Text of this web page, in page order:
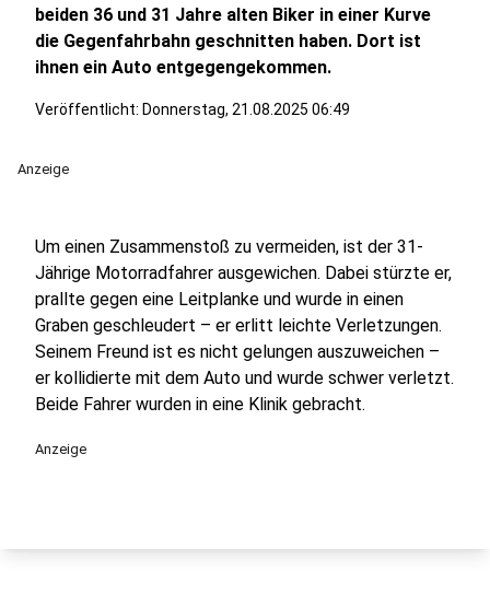
beiden 36 und 31 Jahre alten Biker in einer Kurve
die Gegenfahrbahn geschnitten haben. Dort ist
ihnen ein Auto entgegengekommen.
Veröffentlicht: Donnerstag, 21.08.2025 06:49
Anzeige
Um einen Zusammenstoß zu vermeiden, ist der 31-
Jährige Motorradfahrer ausgewichen. Dabei stürzte er,
prallte gegen eine Leitplanke und wurde in einen
Graben geschleudert – er erlitt leichte Verletzungen.
Seinem Freund ist es nicht gelungen auszuweichen –
er kollidierte mit dem Auto und wurde schwer verletzt.
Beide Fahrer wurden in eine Klinik gebracht.
Anzeige